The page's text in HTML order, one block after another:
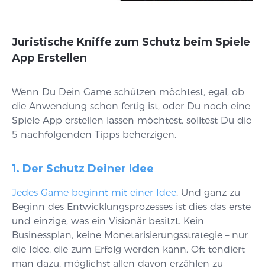
Juristische Kniffe zum Schutz beim Spiele
App Erstellen
Wenn Du Dein Game schützen möchtest, egal, ob
die Anwendung schon fertig ist, oder Du noch eine
Spiele App erstellen lassen möchtest, solltest Du die
5 nachfolgenden Tipps beherzigen.
1. Der Schutz Deiner Idee
Jedes Game beginnt mit einer Idee. Und ganz zu
Beginn des Entwicklungsprozesses ist dies das erste
und einzige, was ein Visionär besitzt. Kein
Businessplan, keine Monetarisierungsstrategie – nur
die Idee, die zum Erfolg werden kann. Oft tendiert
man dazu, möglichst allen davon erzählen zu